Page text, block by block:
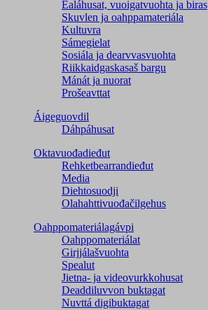
Ealáhusat, vuoigatvuohta ja biras
Skuvlen ja oahppamateriála
Kultuvra
Sámegielat
Sosiála ja dearvvasvuohta
Riikkaidgaskasaš bargu
Mánát ja nuorat
Prošeavttat
Áigeguovdil
Dáhpáhusat
Oktavuođadieđut
Rehketbearrandieđut
Media
Diehtosuodji
Olahahttivuođačilgehus
Oahppomateriálagávpi
Oahppomateriálat
Girjjálašvuohta
Spealut
Jietna- ja videovurkkohusat
Deaddiluvvon buktagat
Nuvttá digibuktagat